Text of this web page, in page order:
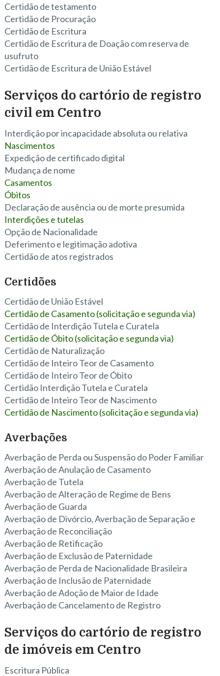
Certidão de testamento
Certidão de Procuração
Certidão de Escritura
Certidão de Escritura de Doação com reserva de
usufruto
Certidão de Escritura de União Estável
Serviços do cartório de registro
civil em Centro
Interdição por incapacidade absoluta ou relativa
Nascimentos
Expedição de certificado digital
Mudança de nome
Casamentos
Óbitos
Declaração de ausência ou de morte presumida
Interdições e tutelas
Opção de Nacionalidade
Deferimento e legitimação adotiva
Certidão de atos registrados
Certidões
Certidão de União Estável
Certidão de Casamento (solicitação e segunda via)
Certidão de Interdição Tutela e Curatela
Certidão de Óbito (solicitação e segunda via)
Certidão de Naturalização
Certidão de Inteiro Teor de Casamento
Certidão de Inteiro Teor de Óbito
Certidão Interdição Tutela e Curatela
Certidão de Inteiro Teor de Nascimento
Certidão de Nascimento (solicitação e segunda via)
Averbações
Averbação de Perda ou Suspensão do Poder Familiar
Averbação de Anulação de Casamento
Averbação de Tutela
Averbação de Alteração de Regime de Bens
Averbação de Guarda
Averbação de Divórcio, Averbação de Separação e
Averbação de Reconciliação
Averbação de Retificação
Averbação de Exclusão de Paternidade
Averbação de Perda de Nacionalidade Brasileira
Averbação de Inclusão de Paternidade
Averbação de Adoção de Maior de Idade
Averbação de Cancelamento de Registro
Serviços do cartório de registro
de imóveis em Centro
Escritura Pública